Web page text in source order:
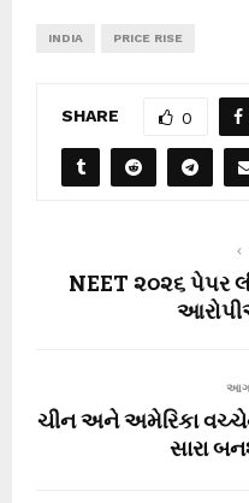
INDIA PRICE RISE
SHARE 0
NEET ૨૦૨૬ પેપર
ચીન અને અમેરિકા
સારા